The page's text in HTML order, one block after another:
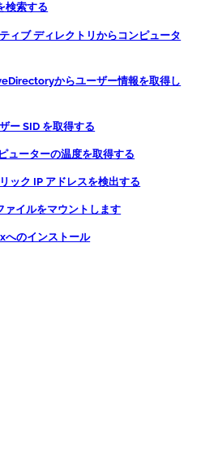
検索する
ィブ ディレクトリからコンピュータ
からユーザー情報を取得し
ー SID を取得する
ューターの温度を取得する
ック IP アドレスを検出する
イルをマウントします
のインストール